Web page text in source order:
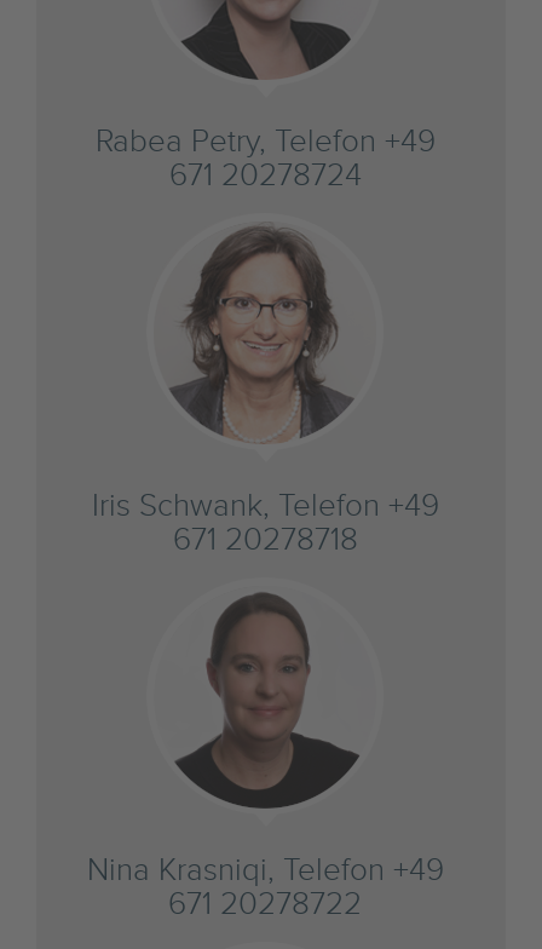
Rabea Petry, Telefon +49
671 20278724
Iris Schwank, Telefon +49
671 20278718
Nina Krasniqi, Telefon +49
671 20278722